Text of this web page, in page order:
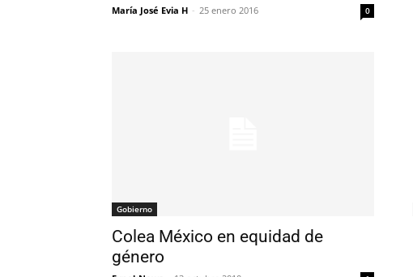
María José Evia H - 25 enero 2016 0
Gobierno
Colea México en equidad de
género